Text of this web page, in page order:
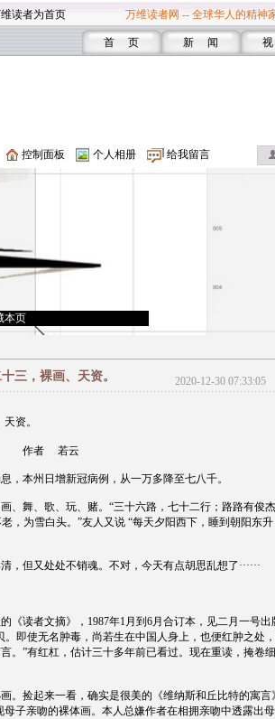
读者为首页 万维读者网 -- 全球华人的精神
首 页 新 闻
控制面板 个人相册 给我留言
本页
三，裸画、天资。 2020-12-30 07:33:05
资。
作者 若云
，本州日增新冠病例，从一万多降至七八千。
、舞、歌、玩、赌。“三十六路，七十二行；路路有俊
，为雪白头。”友人又说 “每天夕阳西下，睡到朝阳东
但又处处不销魂。不对，今天有点胡思乱想了······
《读者文摘》， 1987年1 月到 6月合订本，见二月一号出
即使无名肿毒，尚若生在中国人身上，也便红肿之处
。”有红杠，估计三十多年前已看过。现在重读，掩卷
。捡起来一看，确实是很美的《维纳斯和丘比特的寓言
母子亲吻的裸体画。本人总嫌作者在相拥亲吻中透露出